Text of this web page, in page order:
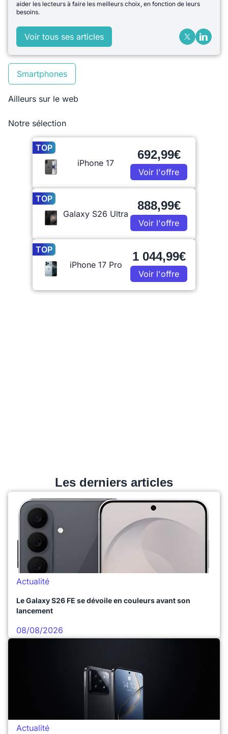
aider les lecteurs à faire les meilleurs choix, en fonction de leurs
besoins.
Voir tous ses articles
Smartphones
Ailleurs sur le web
Notre sélection
TOP
iPhone 17
692,99€
Voir l'offre
TOP
Galaxy S26 Ultra
888,99€
Voir l'offre
TOP
iPhone 17 Pro
1 044,99€
Voir l'offre
Les derniers articles
Actualité
Le Galaxy S26 FE se dévoile en couleurs avant son
lancement
08/08/2026
Actualité